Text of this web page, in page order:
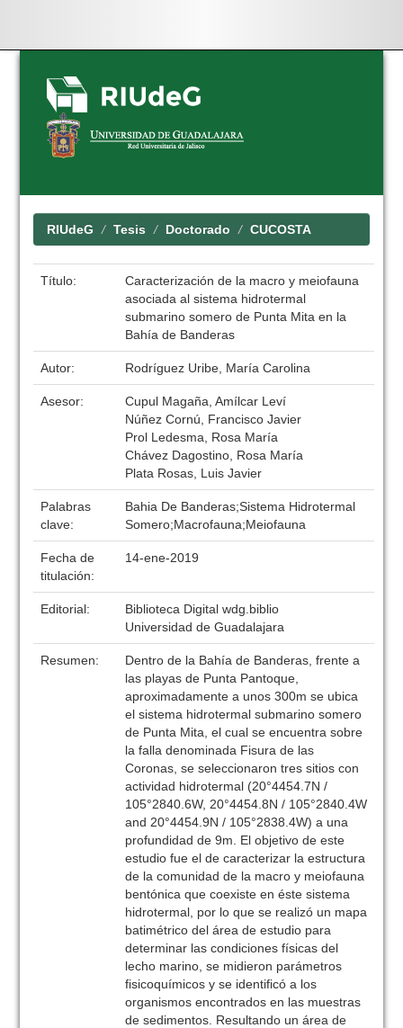
Skip
navigation
RIUdeG Tesis Doctorado CUCOSTA
Título:
Caracterización de la macro y meiofauna
asociada al sistema hidrotermal
submarino somero de Punta Mita en la
Bahía de Banderas
Autor: Rodríguez Uribe, María Carolina
Asesor:
Cupul Magaña, Amílcar Leví
Núñez Cornú, Francisco Javier
Prol Ledesma, Rosa María
Chávez Dagostino, Rosa María
Plata Rosas, Luis Javier
Palabras
clave:
Bahia De Banderas;Sistema Hidrotermal
Somero;Macrofauna;Meiofauna
Fecha de
titulación:
14-ene-2019
Editorial:
Biblioteca Digital wdg.biblio
Universidad de Guadalajara
Resumen:
Dentro de la Bahía de Banderas, frente a
las playas de Punta Pantoque,
aproximadamente a unos 300m se ubica
el sistema hidrotermal submarino somero
de Punta Mita, el cual se encuentra sobre
la falla denominada Fisura de las
Coronas, se seleccionaron tres sitios con
actividad hidrotermal (20°4454.7N /
105°2840.6W, 20°4454.8N / 105°2840.4W
and 20°4454.9N / 105°2838.4W) a una
profundidad de 9m. El objetivo de este
estudio fue el de caracterizar la estructura
de la comunidad de la macro y meiofauna
bentónica que coexiste en éste sistema
hidrotermal, por lo que se realizó un mapa
batimétrico del área de estudio para
determinar las condiciones físicas del
lecho marino, se midieron parámetros
fisicoquímicos y se identificó a los
organismos encontrados en las muestras
de sedimentos. Resultando un área de